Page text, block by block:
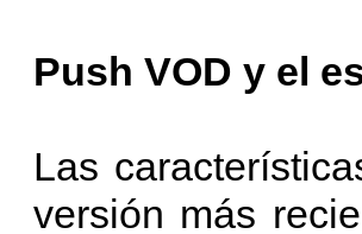
Push VOD y el
Las
versión más